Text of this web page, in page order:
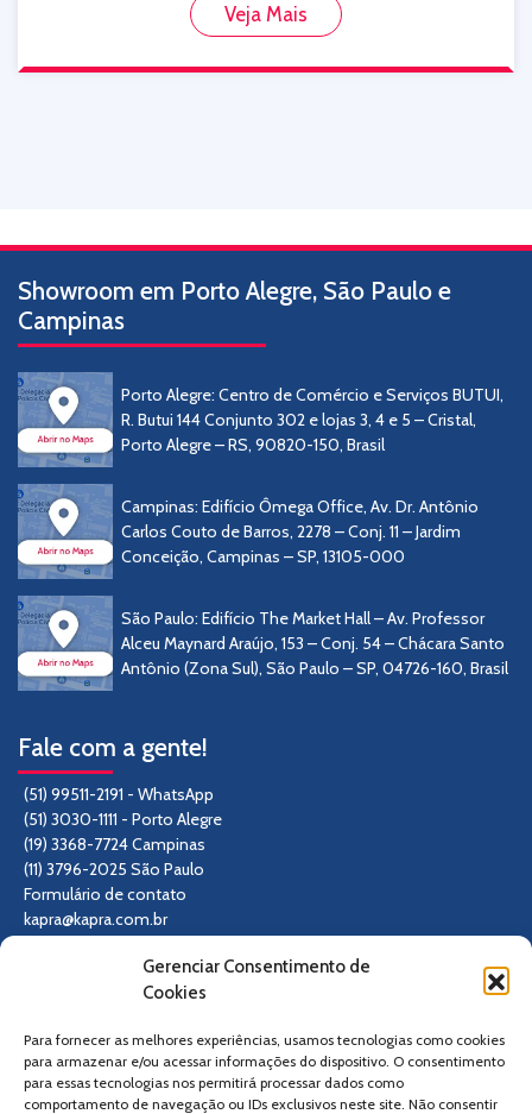
Gerenciar Consentimento de
Cookies
Para fornecer as melhores experiências, usamos tecnologias como cookies
para armazenar e/ou acessar informações do dispositivo. O consentimento
para essas tecnologias nos permitirá processar dados como
comportamento de navegação ou IDs exclusivos neste site. Não consentir
Veja Mais
Showroom em Porto Alegre, São Paulo e
Campinas
Porto Alegre: Centro de Comércio e Serviços BUTUI,
R. Butui 144 Conjunto 302 e lojas 3, 4 e 5 – Cristal,
Porto Alegre – RS, 90820-150, Brasil
Campinas: Edifício Ômega Office, Av. Dr. Antônio
Carlos Couto de Barros, 2278 – Conj. 11 – Jardim
Conceição, Campinas – SP, 13105-000
São Paulo: Edifício The Market Hall – Av. Professor
Alceu Maynard Araújo, 153 – Conj. 54 – Chácara Santo
Antônio (Zona Sul), São Paulo – SP, 04726-160, Brasil
Fale com a gente!
(51) 99511-2191 - WhatsApp
(51) 3030-1111 - Porto Alegre
(19) 3368-7724 Campinas
(11) 3796-2025 São Paulo
Formulário de contato
kapra@kapra.com.br